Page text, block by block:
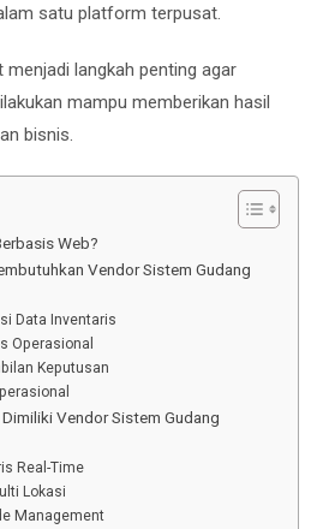
satu platform terpusat.
langkah penting agar
mampu memberikan hasil
bisnis.
Web?
Vendor Sistem Gudang
Data Inventaris
Operasional
Keputusan
Vendor Sistem Gudang
Real-Time
Lokasi
Management